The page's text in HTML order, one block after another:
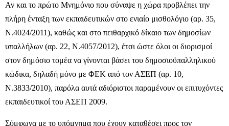
Αν και το πρώτο Μνημόνιο που σύναψε η χώρα προβλέπει την
πλήρη ένταξη των εκπαιδευτικών στο ενιαίο μισθολόγιο (αρ. 35,
Ν.4024/2011), καθώς και στο πειθαρχικό δίκαιο των δημοσίων
υπαλλήλων (αρ. 22, Ν.4057/2012), έτσι ώστε όλοι οι διορισμοί
στον δημόσιο τομέα να γίνονται βάσει του δημοσιοϋπαλληλικού
κώδικα, δηλαδή μόνο με ΦΕΚ από τον ΑΣΕΠ (αρ. 10,
Ν.3833/2010), παρόλα αυτά αδιόριστοι παραμένουν οι επιτυχόντες
εκπαιδευτικοί του ΑΣΕΠ 2009.
Σύμφωνα με το υπόμνημα που έχουν καταθέσει προς τον